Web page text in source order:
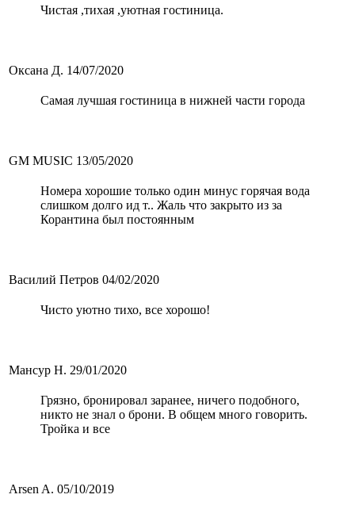
Чистая ,тихая ,уютная гостиница.
Оксана Д. 14/07/2020
Самая лучшая гостиница в нижней части города
GM MUSIC 13/05/2020
Номера хорошие только один минус горячая вода
слишком долго ид т.. Жаль что закрыто из за
Корантина был постоянным
Василий Петров 04/02/2020
Чисто уютно тихо, все хорошо!
Мансур Н. 29/01/2020
Грязно, бронировал заранее, ничего подобного,
никто не знал о брони. В общем много говорить.
Тройка и все
Arsen A. 05/10/2019